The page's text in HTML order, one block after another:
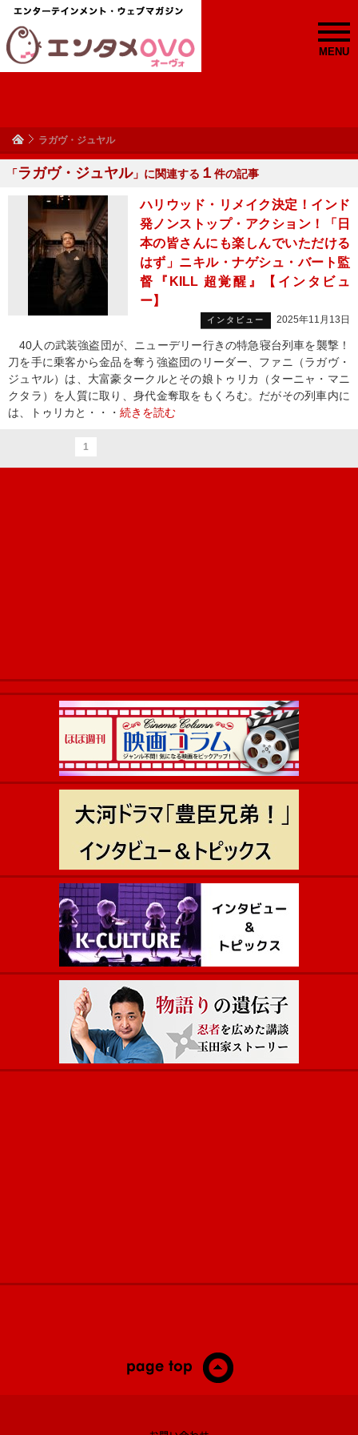
MENU
ラガヴ・ジュヤル
「ラガヴ・ジュヤル」に関連する １ 件の記事
ハリウッド・リメイク決定！インド
発ノンストップ・アクション！「日
本の皆さんにも楽しんでいただける
はず」ニキル・ナゲシュ・バート監
督『KILL 超覚醒』【インタビュ
ー】
インタビュー 2025年11月13日
40人の武装強盗団が、ニューデリー行きの特急寝台列車を襲撃！
刀を手に乗客から金品を奪う強盗団のリーダー、ファニ（ラガヴ・
ジュヤル）は、大富豪タークルとその娘トゥリカ（ターニャ・マニ
クタラ）を人質に取り、身代金奪取をもくろむ。だがその列車内に
は、トゥリカと・・・ 続きを読む
1